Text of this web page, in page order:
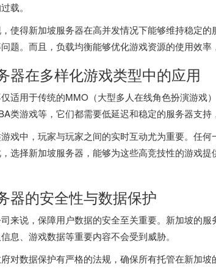
载。
使得新加坡服务器在高并发情况下能够维持稳定
题。而且，负载均衡能够优化游戏资源的使用效率
器在多样化游戏类型中的应用
适用于传统的MMO（大型多人在线角色扮演游戏
类游戏等，它们都需要低延迟和稳定的服务器支持
戏中，玩家与玩家之间的实时互动尤为重要。任
选择新加坡服务器，能够为这些高竞技性的游戏
器的安全性与数据保护
来说，保障用户数据的安全至关重要。新加坡的
息、游戏数据等重要内容不会受到威胁。
对数据保护有严格的法规，确保所有托管在新加